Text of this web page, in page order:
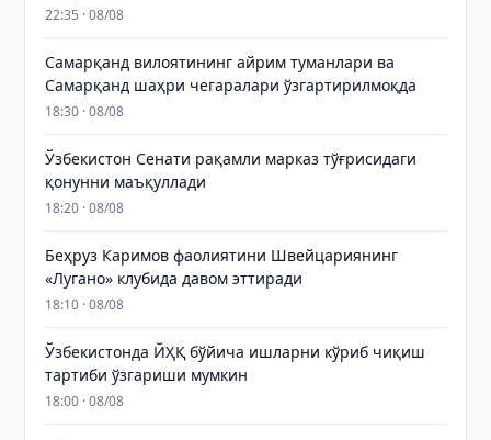
22:35 · 08/08
Самарқанд вилоятининг айрим туманлари ва
Самарқанд шаҳри чегаралари ўзгартирилмоқда
18:30 · 08/08
Ўзбекистон Сенати рақамли марказ тўғрисидаги
қонунни маъқуллади
18:20 · 08/08
Беҳруз Каримов фаолиятини Швейцариянинг
«Лугано» клубида давом эттиради
18:10 · 08/08
Ўзбекистонда ЙҲҚ бўйича ишларни кўриб чиқиш
тартиби ўзгариши мумкин
18:00 · 08/08